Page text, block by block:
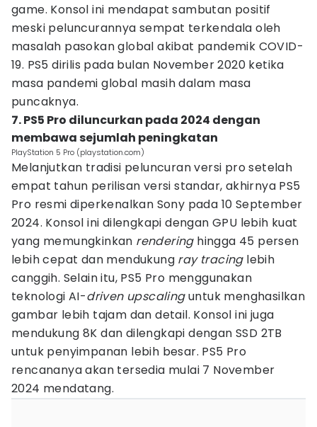
game. Konsol ini mendapat sambutan positif
meski peluncurannya sempat terkendala oleh
masalah pasokan global akibat pandemik COVID-
19. PS5 dirilis pada bulan November 2020 ketika
masa pandemi global masih dalam masa
puncaknya.
7. PS5 Pro diluncurkan pada 2024 dengan
membawa sejumlah peningkatan
PlayStation 5 Pro (playstation.com)
Melanjutkan tradisi peluncuran versi pro setelah
empat tahun perilisan versi standar, akhirnya PS5
Pro resmi diperkenalkan Sony pada 10 September
2024. Konsol ini dilengkapi dengan GPU lebih kuat
yang memungkinkan renderinghingga 45 persen
lebih cepat dan mendukung ray tracinglebih
canggih. Selain itu, PS5 Pro menggunakan
teknologi AI-driven upscalinguntuk menghasilkan
gambar lebih tajam dan detail. Konsol ini juga
mendukung 8K dan dilengkapi dengan SSD 2TB
untuk penyimpanan lebih besar. PS5 Pro
rencananya akan tersedia mulai 7 November
2024 mendatang.